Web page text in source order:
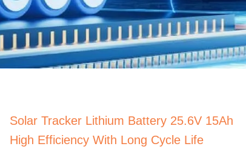
Solar Tracker Lithium Battery 25.6V 15Ah
High Efficiency With Long Cycle Life